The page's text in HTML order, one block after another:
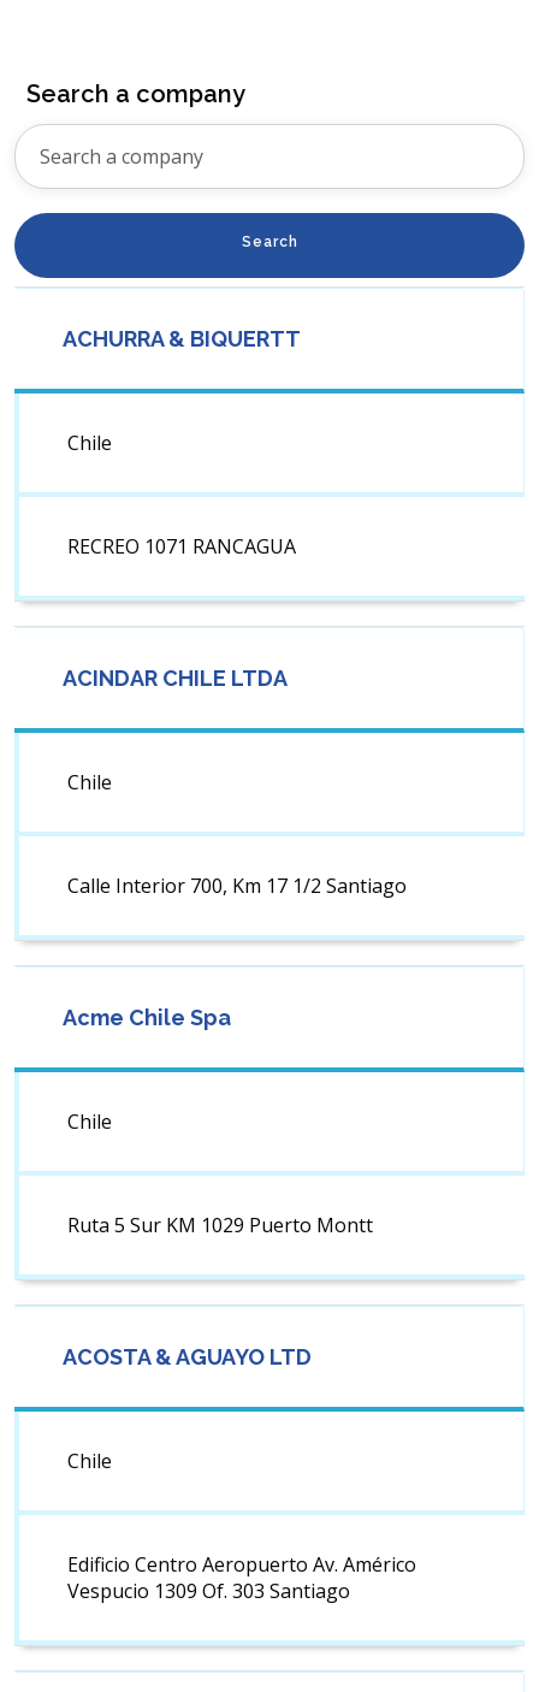
Search a company
Search
ACHURRA & BIQUERTT
Chile
RECREO 1071 RANCAGUA
ACINDAR CHILE LTDA
Chile
Calle Interior 700, Km 17 1/2 Santiago
Acme Chile Spa
Chile
Ruta 5 Sur KM 1029 Puerto Montt
ACOSTA & AGUAYO LTD
Chile
Edificio Centro Aeropuerto Av. Américo
Vespucio 1309 Of. 303 Santiago